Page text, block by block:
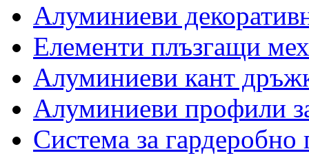
Алуминиеви
Елементи плъзгащи
Алуминиеви кант
Алуминиеви профили
Система за